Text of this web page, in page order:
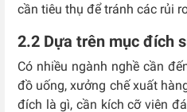
cần tiêu thụ để tránh các rủi
2.2 Dựa trên mục đích
Có nhiều ngành nghề cần
đồ uống, xưởng chế xuất
đích là gì, cần kích cỡ viên